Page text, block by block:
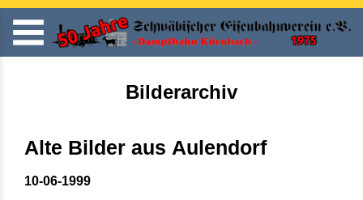
Bilderarchiv
Alte Bilder aus Aulendorf
10-06-1999